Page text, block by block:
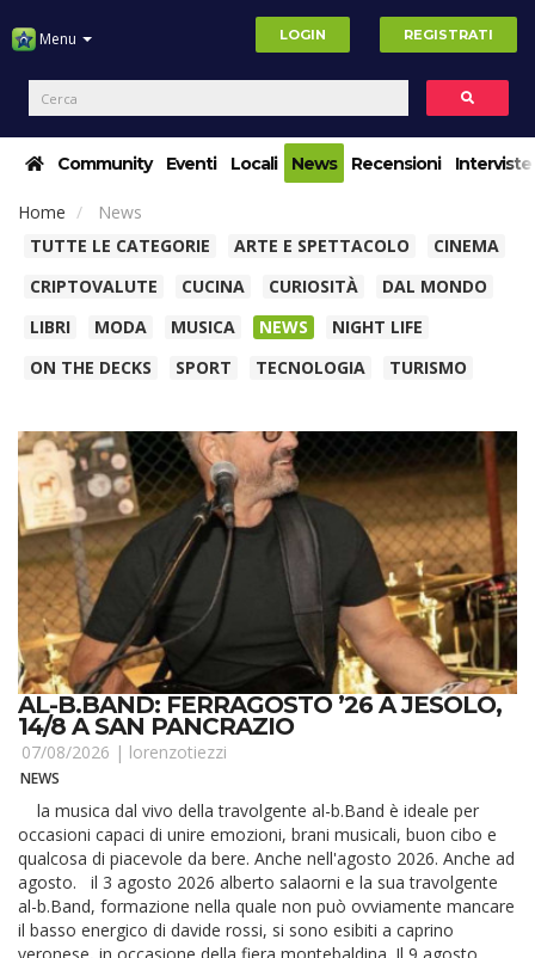
Menu LOGIN REGISTRATI
Community Eventi Locali News Recensioni Interviste
Home
News
TUTTE LE CATEGORIE
ARTE E SPETTACOLO
CINEMA
CRIPTOVALUTE
CUCINA CURIOSITÀ
DAL MONDO
LIBRI
MODA MUSICA NEWS
NIGHT LIFE
ON THE DECKS
SPORT TECNOLOGIA TURISMO
AL-B.BAND: FERRAGOSTO ’26 A JESOLO,
14/8 A SAN PANCRAZIO
07/08/2026 | lorenzotiezzi
NEWS
la musica dal vivo della travolgente al-b.Band è ideale per
occasioni capaci di unire emozioni, brani musicali, buon cibo e
qualcosa di piacevole da bere. Anche nell'agosto 2026. Anche ad
agosto. il 3 agosto 2026 alberto salaorni e la sua travolgente
al-b.Band, formazione nella quale non può ovviamente mancare
il basso energico di davide rossi, si sono esibiti a caprino